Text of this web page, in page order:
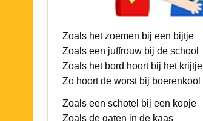
Zoals het zoemen bij een bijtje
Zoals een juffrouw bij de school
Zoals het bord hoort bij het krijtje
Zo hoort de worst bij boerenkool
Zoals een schotel bij een kopje
Zoals de gaten in de kaas